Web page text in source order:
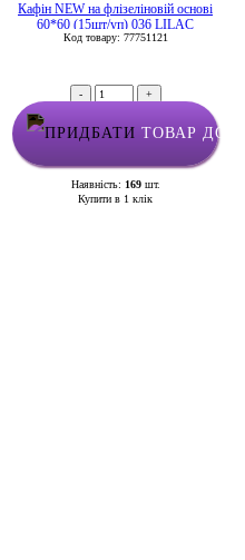
У КОШИК
Кафін NEW на флізеліновій основі
60*60 (15шт/уп) 036 LILAC
Код товару: 77751121
- +
ТОВАР
Наявність: 169шт.
Купити в 1 клік
У КОШИК